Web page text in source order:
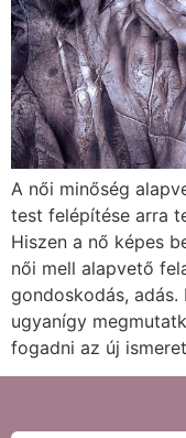
A női minőség
test felépítése arra
Hiszen a nő képes
női mell alapvető
gondoskodás,
ugyanígy
fogadni az új